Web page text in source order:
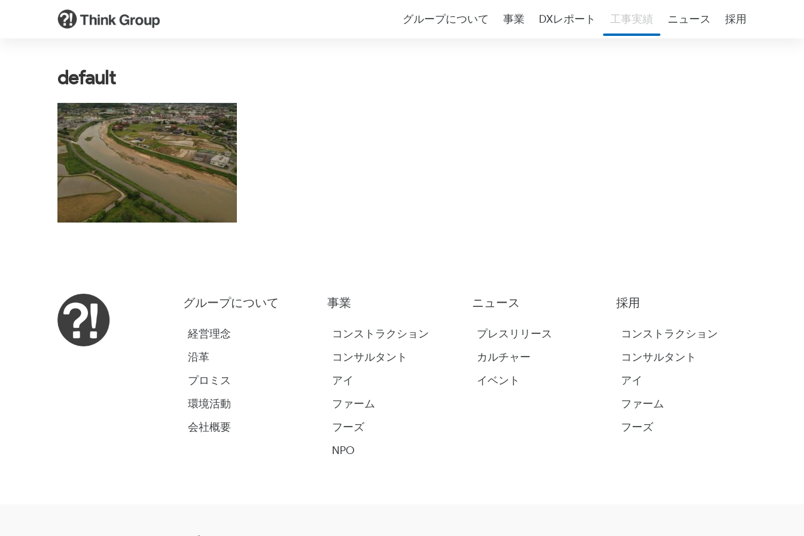
グループについて 事業 DXレポート 工事実績 ニュース 採用
default
グループについて
経営理念
沿革
プロミス
環境活動
会社概要
事業
コンストラクション
コンサルタント
アイ
ファーム
フーズ
NPO
ニュース
プレスリリース
カルチャー
イベント
採用
コンストラクション
コンサルタント
アイ
ファーム
フーズ